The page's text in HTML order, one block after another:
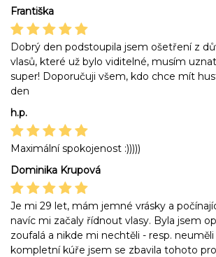
Františka
Dobrý den podstoupila jsem ošetření z
vlasů, které už bylo viditelné, musím
super! Doporučuji všem, kdo chce mít
den
h.p.
Maximální spokojenost :)))))
Dominika Krupová
Je mi 29 let, mám jemné vrásky a
navíc mi začaly řídnout vlasy. Byla jsem
zoufalá a nikde mi nechtěli - resp.
kompletní kúře jsem se zbavila tohoto